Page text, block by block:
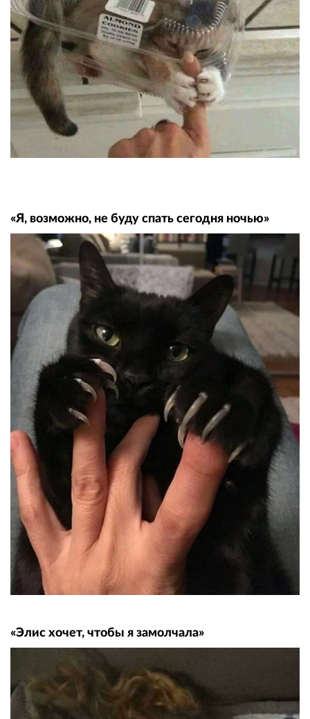
«Я, возможно, не буду спать сегодня ночью»
«Элис хочет, чтобы я замолчала»